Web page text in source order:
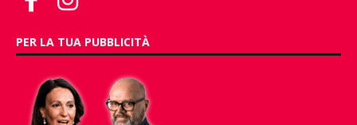
PER LA TUA PUBBLICITÀ